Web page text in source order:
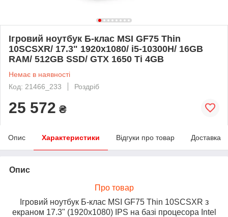
Ігровий ноутбук Б-клас MSI GF75 Thin
10SCSXR/ 17.3" 1920x1080/ i5-10300H/ 16GB
RAM/ 512GB SSD/ GTX 1650 Ti 4GB
Немає в наявності
Код: 21466_233
Роздріб
25 572 ₴
Опис Характеристики Відгуки про товар Доставка
Опис
Про товар
Ігровий ноутбук Б-клас MSI GF75 Thin 10SCSXR з
екраном 17.3" (1920x1080) IPS на базі процесора Intel